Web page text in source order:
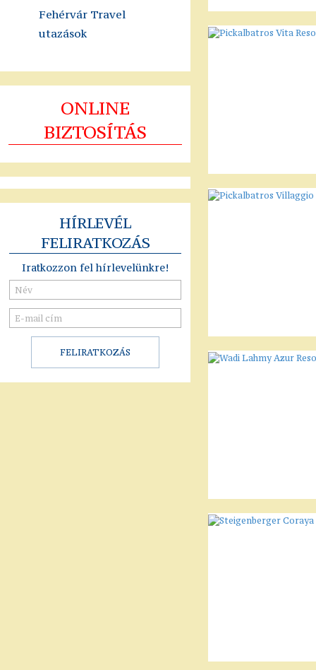
Fehérvár Travel
utazások
ONLINE
BIZTOSÍTÁS
HÍRLEVÉL
FELIRATKOZÁS
Iratkozzon fel hírlevelünkre!